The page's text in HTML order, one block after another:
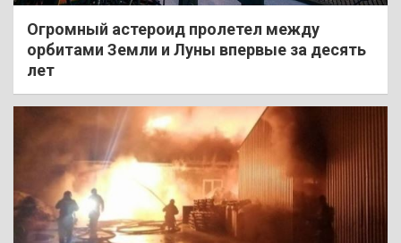
Огромный астероид пролетел между
орбитами Земли и Луны впервые за десять
лет